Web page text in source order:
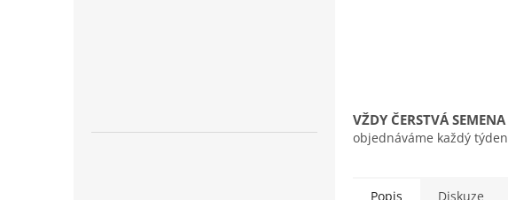
VŽDY ČERSTVÁ SEMENA
objednáváme každý týden
Popis Diskuze